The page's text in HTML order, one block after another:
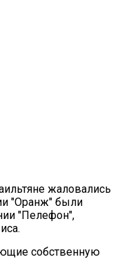
жаловались
"Оранж" были
"Пелефон",
собственную